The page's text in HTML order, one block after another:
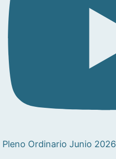
Pleno Ordinario Junio 2026